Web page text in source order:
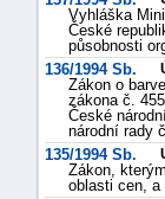
Vyhláška
České
působnosti
136/1994 Sb.
Zákon o
zákona č.
České
národní rady
135/1994 Sb.
Zákon,
oblasti cen, a